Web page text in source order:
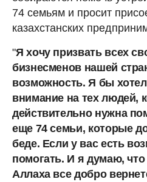
74 семьям и просит
казахстанских
"Я хочу призвать всех
бизнесменов нашей
возможность. Я бы
внимание на тех людей,
действительно нужна
еще 74 семьи, которые
беде. Если у вас есть
помогать. И я думаю,
Аллаха все добро